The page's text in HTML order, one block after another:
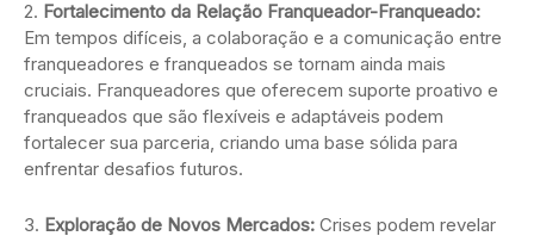
2. Fortalecimento da Relação Franqueador-Franqueado:
Em tempos difíceis, a colaboração e a comunicação entre
franqueadores e franqueados se tornam ainda mais
cruciais. Franqueadores que oferecem suporte proativo e
franqueados que são flexíveis e adaptáveis podem
fortalecer sua parceria, criando uma base sólida para
enfrentar desafios futuros.
3. Exploração de Novos Mercados: Crises podem revelar